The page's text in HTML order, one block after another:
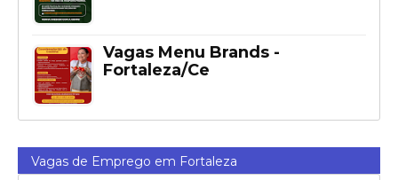
Vagas Menu Brands -
Fortaleza/Ce
Vagas de Emprego em Fortaleza